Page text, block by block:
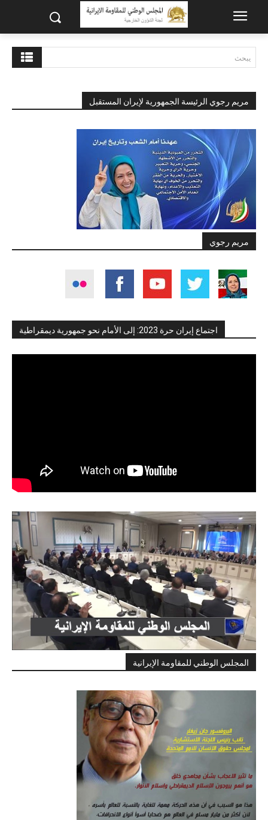
يبحث
مريم رجوي الرئيسة الجمهورية لإيران المستقبل
مريم رجوي
اجتماع إيران حرة 2023: إلى الأمام نحو جمهورية ديمقراطية
المجلس الوطني للمقاومة الإيرانية